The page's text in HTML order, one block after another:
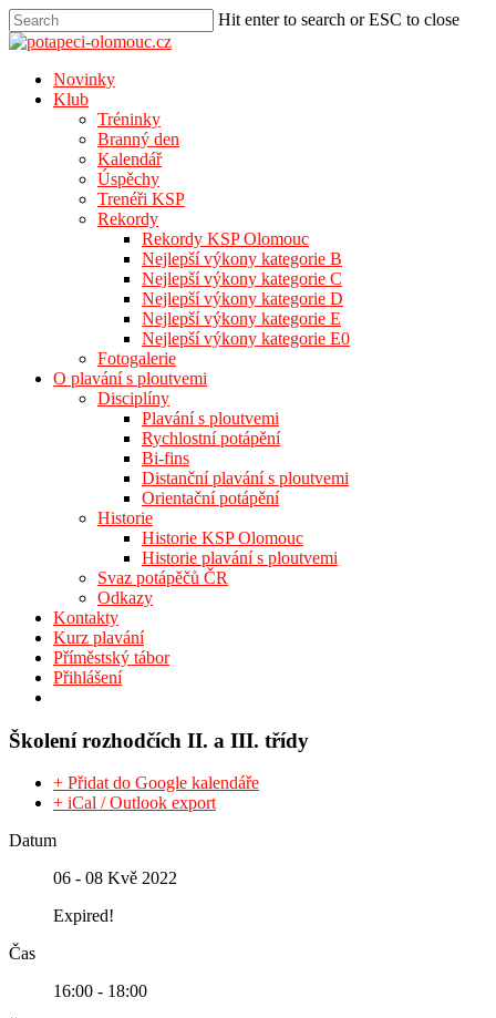
Hit enter to search or ESC to close
Novinky
Klub
Tréninky
Branný den
Kalendář
Úspěchy
Trenéři KSP
Rekordy
Rekordy KSP Olomouc
Nejlepší výkony kategorie B
Nejlepší výkony kategorie C
Nejlepší výkony kategorie D
Nejlepší výkony kategorie E
Nejlepší výkony kategorie E0
Fotogalerie
O plavání s ploutvemi
Disciplíny
Plavání s ploutvemi
Rychlostní potápění
Bi-fins
Distanční plavání s ploutvemi
Orientační potápění
Historie
Historie KSP Olomouc
Historie plavání s ploutvemi
Svaz potápěčů ČR
Odkazy
Kontakty
Kurz plavání
Příměstský tábor
Přihlášení
Školení rozhodčích II. a III. třídy
+ Přidat do Google kalendáře
+ iCal / Outlook export
Datum
06 - 08 Kvě 2022
Expired!
Čas
16:00 - 18:00